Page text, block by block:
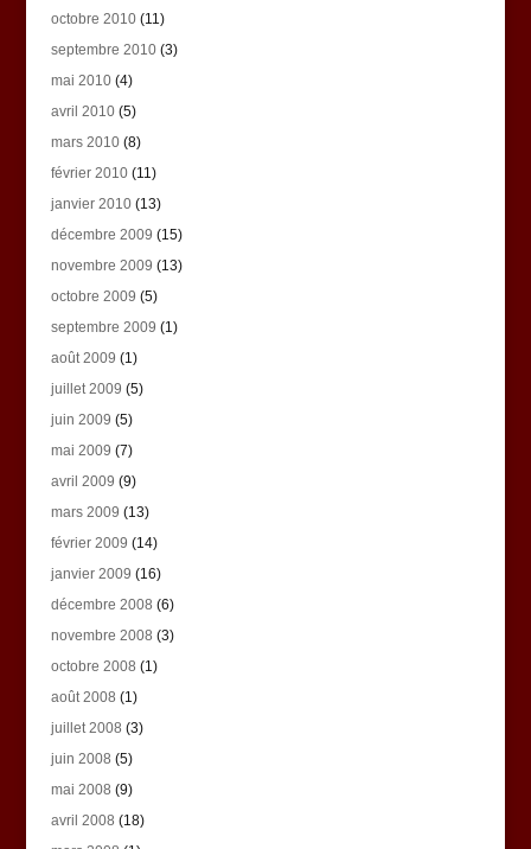
octobre 2010(11)
septembre 2010(3)
mai 2010(4)
avril 2010(5)
mars 2010(8)
février 2010(11)
janvier 2010(13)
décembre 2009 (15)
novembre 2009 (13)
octobre 2009 (5)
septembre 2009 (1)
août 2009 (1)
juillet 2009 (5)
juin 2009 (5)
mai 2009 (7)
avril 2009 (9)
mars 2009 (13)
février 2009 (14)
janvier 2009 (16)
décembre 2008 (6)
novembre 2008 (3)
octobre 2008 (1)
août 2008 (1)
juillet 2008 (3)
juin 2008 (5)
mai 2008 (9)
avril 2008 (18)